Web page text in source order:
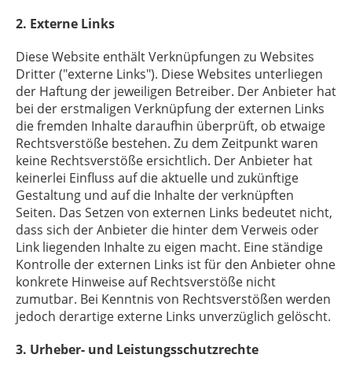
2. Externe Links
Diese Website enthält Verknüpfungen zu Websites
Dritter ("externe Links"). Diese Websites unterliegen
der Haftung der jeweiligen Betreiber. Der Anbieter hat
bei der erstmaligen Verknüpfung der externen Links
die fremden Inhalte daraufhin überprüft, ob etwaige
Rechtsverstöße bestehen. Zu dem Zeitpunkt waren
keine Rechtsverstöße ersichtlich. Der Anbieter hat
keinerlei Einfluss auf die aktuelle und zukünftige
Gestaltung und auf die Inhalte der verknüpften
Seiten. Das Setzen von externen Links bedeutet nicht,
dass sich der Anbieter die hinter dem Verweis oder
Link liegenden Inhalte zu eigen macht. Eine ständige
Kontrolle der externen Links ist für den Anbieter ohne
konkrete Hinweise auf Rechtsverstöße nicht
zumutbar. Bei Kenntnis von Rechtsverstößen werden
jedoch derartige externe Links unverzüglich gelöscht.
3. Urheber- und Leistungsschutzrechte